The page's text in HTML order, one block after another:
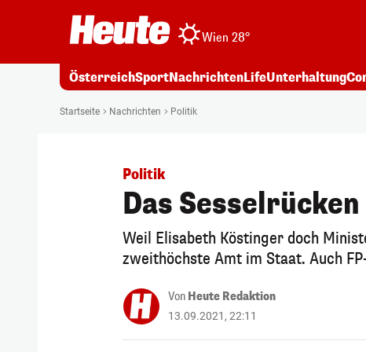
Wien 28°
ÖsterreichSportNachrichtenLifeUnterhaltung
Startseite Nachrichten Politik
Politik
Das
Weil Elisabeth Köstinger doch
zweithöchste Amt im Staat. Auch
Von Heute Redaktion
13.09.2021, 22:11